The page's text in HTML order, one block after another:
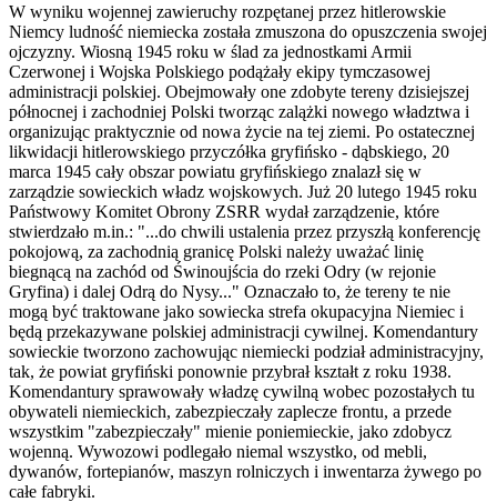
W wyniku wojennej zawieruchy rozpętanej przez hitlerowskie
Niemcy ludność niemiecka została zmuszona do opuszczenia swojej
ojczyzny. Wiosną 1945 roku w ślad za jednostkami Armii
Czerwonej i Wojska Polskiego podążały ekipy tymczasowej
administracji polskiej. Obejmowały one zdobyte tereny dzisiejszej
północnej i zachodniej Polski tworząc zalążki nowego władztwa i
organizując praktycznie od nowa życie na tej ziemi. Po ostatecznej
likwidacji hitlerowskiego przyczółka gryfińsko - dąbskiego, 20
marca 1945 cały obszar powiatu gryfińskiego znalazł się w
zarządzie sowieckich władz wojskowych. Już 20 lutego 1945 roku
Państwowy Komitet Obrony ZSRR wydał zarządzenie, które
stwierdzało m.in.: "...do chwili ustalenia przez przyszłą konferencję
pokojową, za zachodnią granicę Polski należy uważać linię
biegnącą na zachód od Świnoujścia do rzeki Odry (w rejonie
Gryfina) i dalej Odrą do Nysy..." Oznaczało to, że tereny te nie
mogą być traktowane jako sowiecka strefa okupacyjna Niemiec i
będą przekazywane polskiej administracji cywilnej. Komendantury
sowieckie tworzono zachowując niemiecki podział administracyjny,
tak, że powiat gryfiński ponownie przybrał kształt z roku 1938.
Komendantury sprawowały władzę cywilną wobec pozostałych tu
obywateli niemieckich, zabezpieczały zaplecze frontu, a przede
wszystkim "zabezpieczały" mienie poniemieckie, jako zdobycz
wojenną. Wywozowi podlegało niemal wszystko, od mebli,
dywanów, fortepianów, maszyn rolniczych i inwentarza żywego po
całe fabryki.